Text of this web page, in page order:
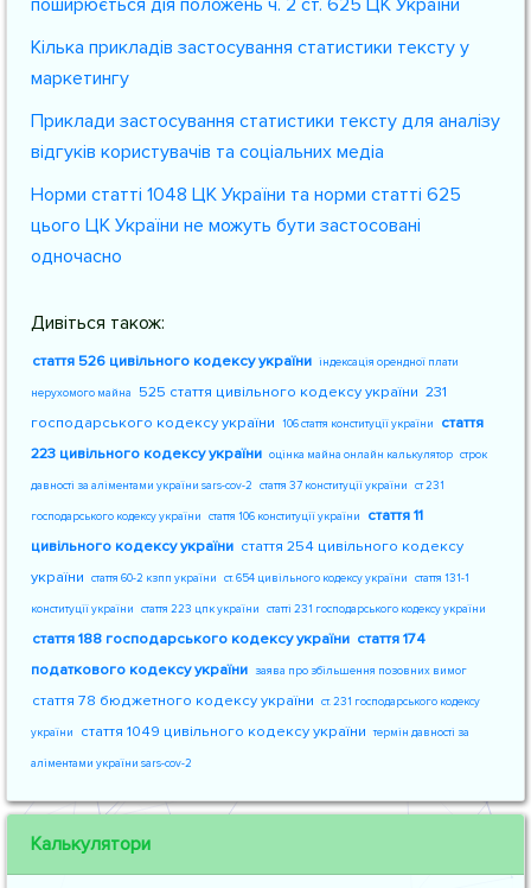
поширюється дія положень ч. 2 ст. 625 ЦК України
Кілька прикладів застосування статистики тексту у
маркетингу
Приклади застосування статистики тексту для аналізу
відгуків користувачів та соціальних медіа
Норми статті 1048 ЦК України та норми статті 625
цього ЦК України не можуть бути застосовані
одночасно
Дивіться також:
стаття 526 цивільного кодексу україни індексація орендної плати
нерухомого майна 525 стаття цивільного кодексу україни 231
господарського кодексу україни 106 стаття конституції україни
стаття
223 цивільного кодексу україни оцінка майна онлайн калькулятор строк
давності за аліментами україни sars-cov-2 стаття 37 конституції україни ст 231
господарського кодексу україни стаття 106 конституції україни
стаття 11
цивільного кодексу україни стаття 254 цивільного кодексу
україни стаття 60-2 кзпп україни ст. 654 цивільного кодексу україни стаття 131-1
конституції україни стаття 223 цпк україни статті 231 господарського кодексу україни
стаття 188 господарського кодексу україни стаття 174
податкового кодексу україни заява про збільшення позовних вимог
стаття 78 бюджетного кодексу україни ст. 231 господарського кодексу
україни стаття 1049 цивільного кодексу україни термін давності за
аліментами україни sars-cov-2
Калькулятори